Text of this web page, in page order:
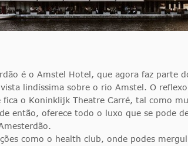
é o Amstel Hotel, que agora faz parte
lindíssima sobre o rio Amstel. O
o Koninklijk Theatre Carré, tal como
então, oferece todo o luxo que se pode
como o health club, onde podes